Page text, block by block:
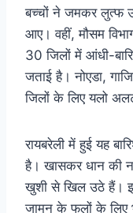
बच्चों ने जमकर लुत्फ
आए। वहीं, मौसम
30 जिलों में आंधी-
जताई है। नोएडा,
जिलों के लिए यलो
रायबरेली में हुई यह
है। खासकर धान की
खुशी से खिल उठे हैं।
जामुन के फलों के लिए